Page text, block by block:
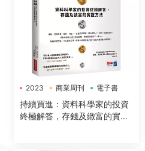
2023 商業周刊 電子書
持續買進：資料科學家的投資
終極解答，存錢及緻富的實證